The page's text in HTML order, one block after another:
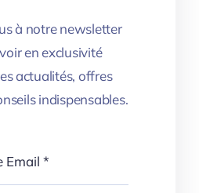
à notre newsletter
en exclusivité
actualités, offres
indispensables.